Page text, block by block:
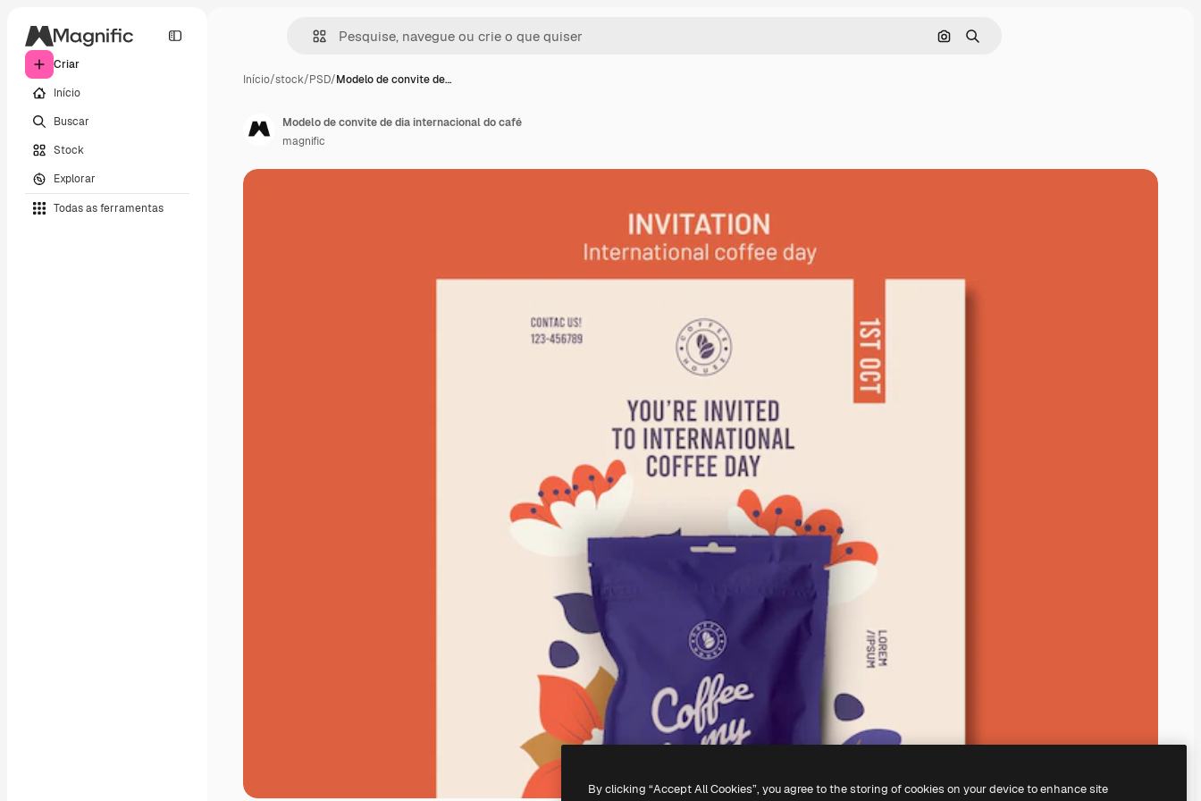
Criar
Início
Buscar
Stock
Explorar
Todas as ferramentas
Pesquisar por imagem
Buscar
Início/stock/PSD/Modelo de convite de…
Modelo de convite de dia internacional do café
magnific
By clicking “Accept All Cookies”, you agree to the storing of cookies on your device to enhance site